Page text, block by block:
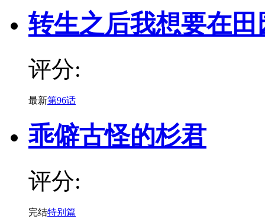
转生之后我想要在
评分:
最新第96话
乖僻古怪的杉君
评分:
完结特别篇